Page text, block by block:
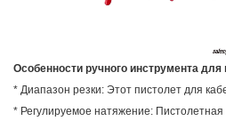
Особенности ручного инструмента
* Диапазон резки: Этот пистолет для
* Регулируемое натяжение: